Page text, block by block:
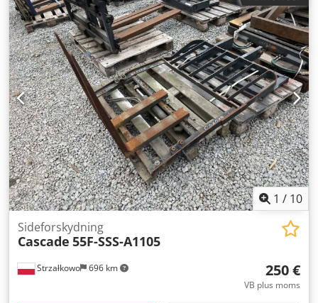
Bredde: 1550 mm Gaffellængde: 2A 1200 mm
Dkjdezllwvepfx Akxor ID: OS2039
1 / 10
Strzałkowo 696 km
Sideforskydning
Cascade 55F-SSS-A1105
250 €
VB plus moms